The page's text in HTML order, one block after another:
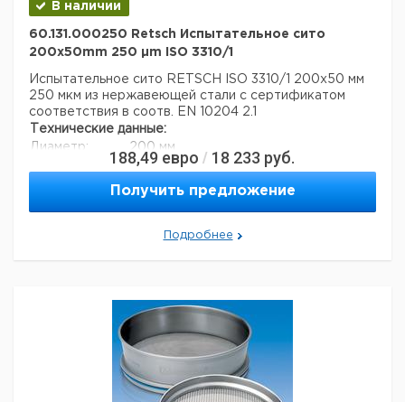
В наличии
60.131.000250 Retsch Испытательное сито
200x50mm 250 µm ISO 3310/1
Испытательное сито RETSCH ISO 3310/1 200x50 мм
250 мкм из нержавеющей стали с сертификатом
соответствия в соотв. EN 10204 2.1
Технические данные:
Диаметр:
200 мм
350 г
Высота:
50 мм
250 мкм
188,49 евро / 18 233 руб.
Получить предложение
Подробнее